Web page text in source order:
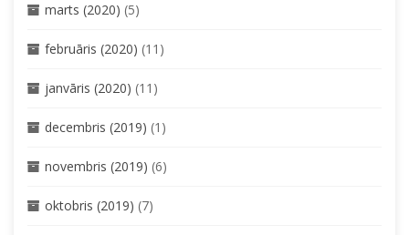
marts (2020) (5)
februāris (2020) (11)
janvāris (2020) (11)
decembris (2019) (1)
novembris (2019) (6)
oktobris (2019) (7)